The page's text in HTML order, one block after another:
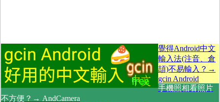
覺得Android中文
輸入法(注音、倉
頡)不易輸入？→
gcin Android
手機照相看照片
不方便？→ AndCamera